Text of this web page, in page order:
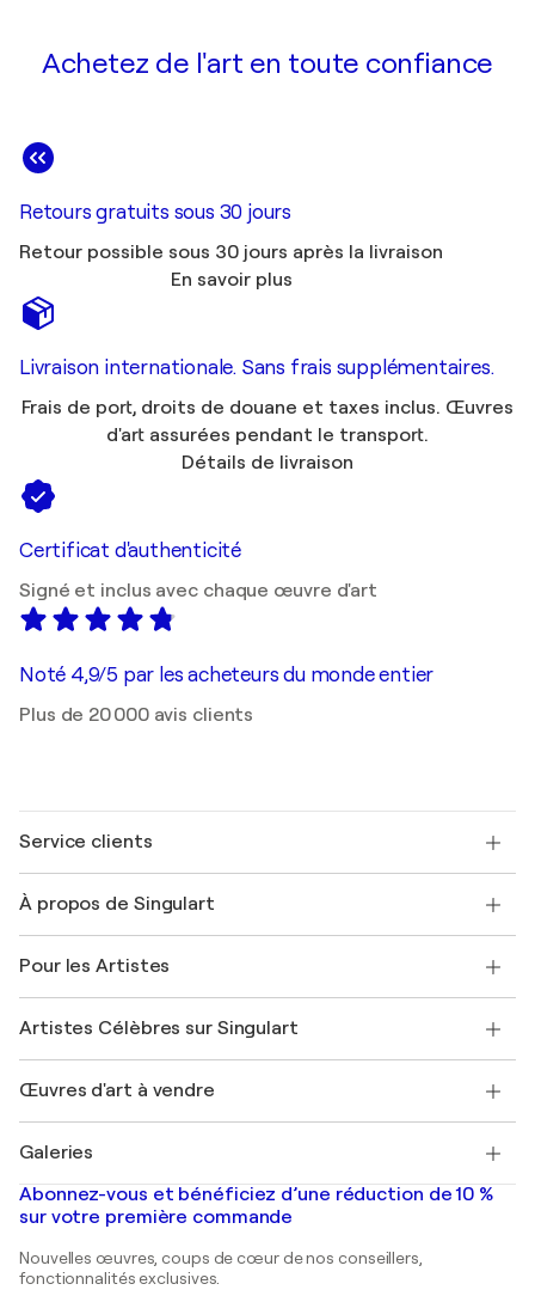
Achetez de l'art en toute confiance
Retours gratuits sous 30 jours
Retour possible sous 30 jours après la livraison
En savoir plus
Livraison internationale. Sans frais supplémentaires.
Frais de port, droits de douane et taxes inclus. Œuvres
d'art assurées pendant le transport.
Détails de livraison
Certificat d'authenticité
Signé et inclus avec chaque œuvre d'art
Noté 4,9/5 par les acheteurs du monde entier
Plus de 20 000 avis clients
Service clients
Expédition
Offrir une carte cadeau
Rejoignez notre programme commercial
Mon compte
+33 1 76 44 06 42
À propos de Singulart
FAQ
Magazine Singulart
Emplois
Découvrez une sélection d'art original
Pour les Artistes
Se connecter en tant qu'Artiste
Artistes Célèbres sur Singulart
Marc Chagall
Banksy
Mr. Brainwash
Shepard Fairey
Œuvres d'art à vendre
Tableaux abstraits à vendre
Peintures de paysage
Estampes
Peintures acryliques
Galeries
Galeries d'art en France
Galeries d'art en Belgique
Abonnez-vous et bénéficiez d’une réduction de 10 %
sur votre première commande
Nouvelles œuvres, coups de cœur de nos conseillers,
fonctionnalités exclusives.